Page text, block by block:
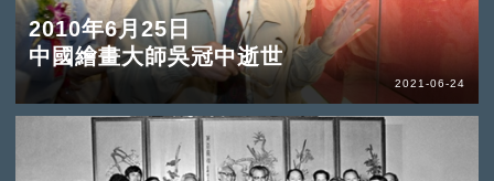
2010年6月25日
中國繪畫大師吳冠中逝世
2021-06-24